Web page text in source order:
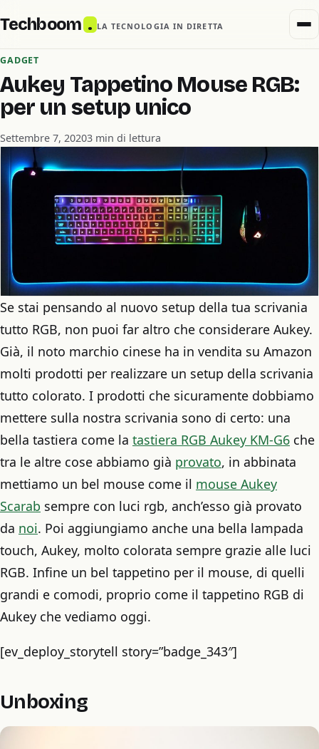
Techboom . LA TECNOLOGIA IN DIRETTA
GADGET
Aukey Tappetino Mouse RGB:
per un setup unico
Settembre 7, 20203 min di lettura
Se stai pensando al nuovo setup della tua scrivania
tutto RGB, non puoi far altro che considerare Aukey.
Già, il noto marchio cinese ha in vendita su Amazon
molti prodotti per realizzare un setup della scrivania
tutto colorato. I prodotti che sicuramente dobbiamo
mettere sulla nostra scrivania sono di certo: una
bella tastiera come la tastiera RGB Aukey KM-G6 che
tra le altre cose abbiamo già provato, in abbinata
mettiamo un bel mouse come il mouse Aukey
Scarab sempre con luci rgb, anch’esso già provato
da noi. Poi aggiungiamo anche una bella lampada
touch, Aukey, molto colorata sempre grazie alle luci
RGB. Infine un bel tappetino per il mouse, di quelli
grandi e comodi, proprio come il tappetino RGB di
Aukey che vediamo oggi.
[ev_deploy_storytell story=”badge_343″]
Unboxing